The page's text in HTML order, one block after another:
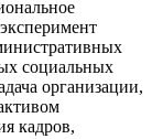
социальных
организации,
кадров,